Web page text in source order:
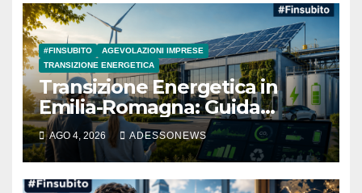
#Adessonews – #Finsubito –
Adessonews
#FINSUBITO
AGEVOLAZIONI IMPRESE
TRANSIZIONE ENERGETICA
Transizione Energetica in
Emilia-Romagna: Guida
Completa per Ottenere il
Fondo Perduto sulle
Rinnovabili con #Finsubito –
#Adessonews – #Finsubito –
AGO 4, 2026 ADESSONEWS